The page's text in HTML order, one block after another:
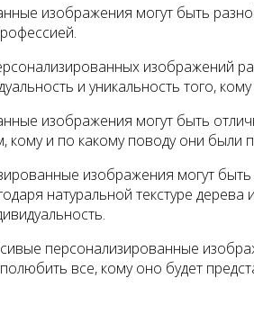
изображения могут быть
изображений
и уникальность того,
изображения могут быть
кому и по какому поводу они были
изображения могут
натуральной текстуре
персонализированные
все, кому оно будет